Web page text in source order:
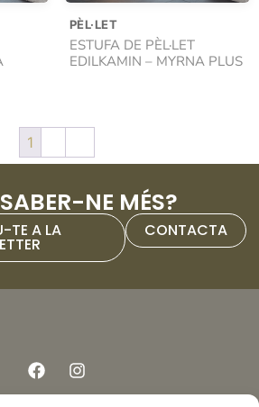
PÈL·LET
ESTUFA DE PÈL·LET
EDILKAMIN – MYRNA PLUS
1
NE MÉS?
TE A LA CONTACTA